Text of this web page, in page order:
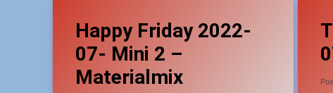
Happy Friday 2022-
07- Mini 2 –
Materialmix
einfach
Glückwunschkarte